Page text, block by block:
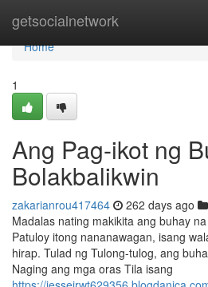
getsocialnetwork
Home
Home
1
Ang Pag-ikot ng
Bolakbalikwin
zakarianrou417464 262 days ago
Madalas nating makikita ang buhay
Patuloy itong nananawagan, isang
hirap. Tulad ng Tulong-tulog, ang
Naging ang mga oras Tila isang